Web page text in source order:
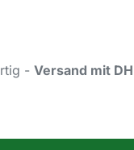
- Versand mit